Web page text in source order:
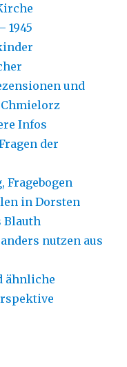
1945
und
Infos
der
in Dorsten
Blauth
nutzen aus
ähnliche